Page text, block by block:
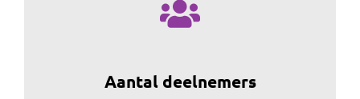
Aantal deelnemers